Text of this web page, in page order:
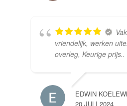
vriendelijk, werken
overleg, Keurige prijs..
EDWIN
20 JULI 2024